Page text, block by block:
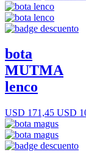
bota
MUTMA
lenco
USD 171,45 USD